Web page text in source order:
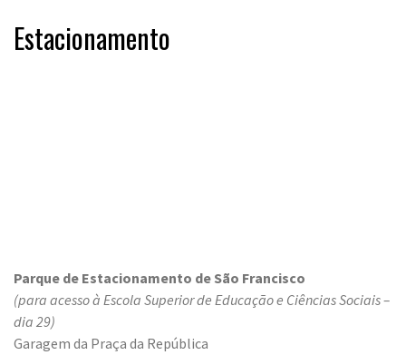
Estacionamento
Parque de Estacionamento de São Francisco
(para acesso à Escola Superior de Educação e Ciências Sociais –
dia 29)
Garagem da Praça da República